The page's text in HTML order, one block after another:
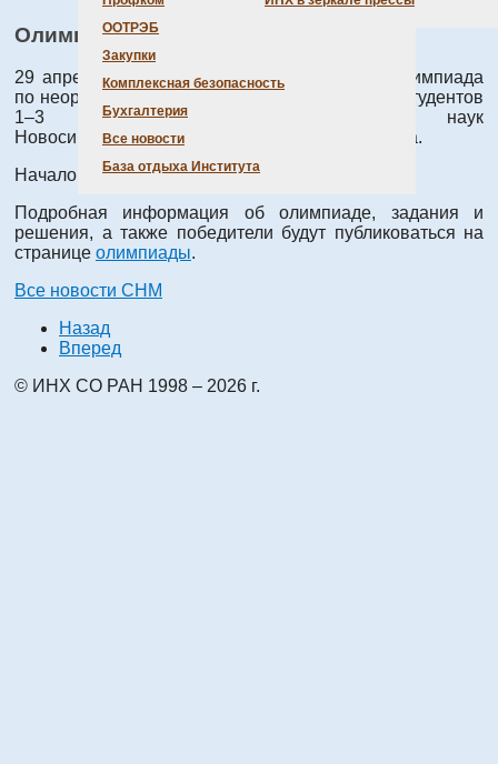
ООТРЭБ
Закупки
Комплексная безопасность
Бухгалтерия
Все новости
База отдыха Института
Олимпиада ИНХ-2012
29 апреля 2012 г. состоится традиционная Олимпиада
по неорганической химии «ИНХ-2012» среди студентов
1–3 курсов Факультета естественных наук
Новосибирского государственного университета.
Начало олимпиады в 10-00, ауд. 121а.
Подробная информация об олимпиаде, задания и
решения, а также победители будут публиковаться на
странице олимпиады.
Все новости СНМ
Назад
Вперед
© ИНХ СО РАН 1998 – 2026 г.